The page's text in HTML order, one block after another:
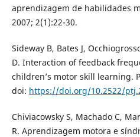
aprendizagem de habilidades
2007; 2(1):22-30.
Sideway B, Bates J,
D. Interaction of feedback
children’s motor skill learning.
doi: https://doi.org/10.2522/
Chiviacowsky S, Machado C,
R. Aprendizagem motora e